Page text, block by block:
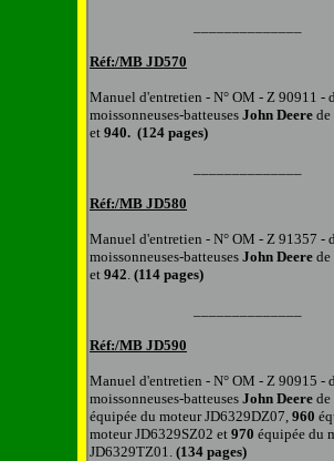
Réf:/MB JD570
Manuel d'entretien - N° OM - Z 90911 - d
moissonneuses-batteuses John Deere de
et 940. (124 pages)
Réf:/MB JD580
Manuel d'entretien - N° OM - Z 91357 - d
moissonneuses-batteuses John Deere de
et 942. (114 pages)
Réf:/MB JD590
Manuel d'entretien - N° OM - Z 90915 - d
moissonneuses-batteuses John Deere de
équipée du moteur JD6329DZ07, 960
moteur JD6329SZ02 et 970 équipée du
JD6329TZ01. (134 pages)